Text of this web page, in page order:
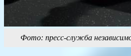
Фото: пресс-служба